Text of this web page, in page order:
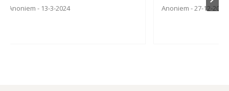
Anoniem - 13-3-2024 Anoniem- 27-12-2023